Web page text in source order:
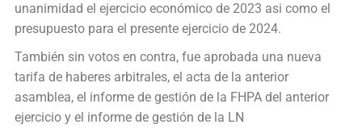
unanimidad el ejercicio económico de 2023 asi como el
presupuesto para el presente ejercicio de 2024.
También sin votos en contra, fue aprobada una nueva
tarifa de haberes arbitrales, el acta de la anterior
asamblea, el informe de gestión de la FHPA del anterior
ejercicio y el informe de gestión de la LN